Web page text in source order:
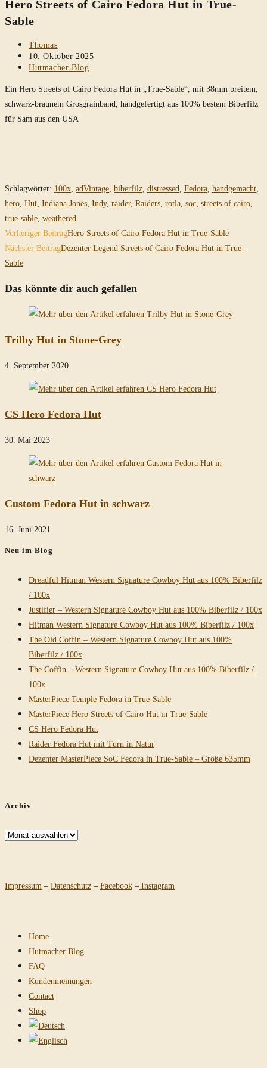
durchsuchen
Hero Streets of Cairo Fedora Hut in True-
Sable
Beitrags-
Autor:
Thomas
Beitrag
veröffentlicht:
10. Oktober 2025
Beitrags-
Hutmacher Blog
Ein Hero Streets of Cairo Fedora Hut in „True-Sable“, mit 38mm breitem,
schwarz-braunem Grosgrainband, handgefertigt aus 100% bestem Biberfilz
für Sam aus den USA
Schlagwörter: 100x, adVintage, biberfilz, distressed, Fedora, handgemacht,
hero, Hut, Indiana Jones, Indy, raider, Raiders, rotla, soc, streets of cairo,
true-sable, weathered
Weitere
Artikel
ansehen
Vorheriger BeitragHero Streets of Cairo Fedora Hut in True-Sable
Nächster BeitragDezenter Legend Streets of Cairo Fedora Hut in True-
Sable
Das könnte dir auch gefallen
Trilby Hut in Stone-Grey
4. September 2020
CS Hero Fedora Hut
30. Mai 2023
Custom Fedora Hut in schwarz
16. Juni 2021
Neu im Blog
Dreadful Hitman Western Signature Cowboy Hut aus 100% Biberfilz
/ 100x
Justifier – Western Signature Cowboy Hut aus 100% Biberfilz / 100x
Hitman Western Signature Cowboy Hut aus 100% Biberfilz / 100x
The Old Coffin – Western Signature Cowboy Hut aus 100%
Biberfilz / 100x
The Coffin – Western Signature Cowboy Hut aus 100% Biberfilz /
100x
MasterPiece Temple Fedora in True-Sable
MasterPiece Hero Streets of Cairo Hut in True-Sable
CS Hero Fedora Hut
Raider Fedora Hut mit Turn in Natur
Dezenter MasterPiece SoC Fedora in True-Sable – Größe 635mm
Archiv
Archiv
Impressum – Datenschutz – Facebook – Instagram
Home
Hutmacher Blog
FAQ
Kundenmeinungen
Contact
Shop